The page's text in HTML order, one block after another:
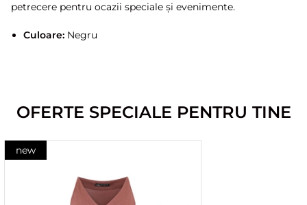
petrecere pentru ocazii speciale și evenimente.
Culoare:Negru
OFERTE SPECIALE PENTRU TINE
new